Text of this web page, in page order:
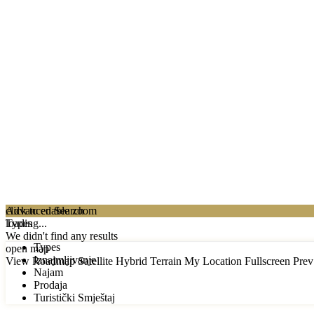
click to enable zoom
loading...
We didn't find any results
open map
View Roadmap Satellite Hybrid Terrain My Location Fullscreen Prev
Advanced Search
Types
Types
Iznajmljivanje
Najam
Prodaja
Turistički Smještaj